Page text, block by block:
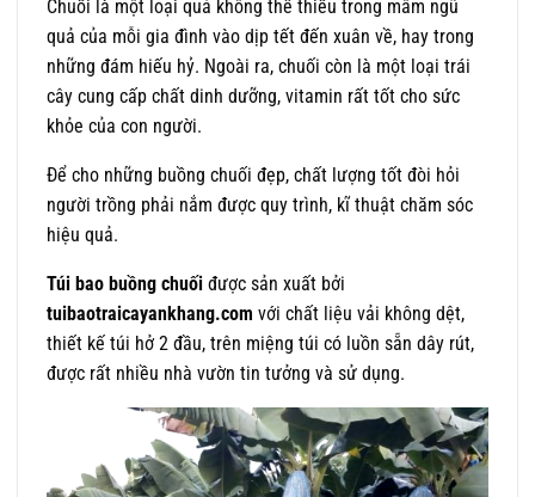
Chuối là một loại quả không thể thiếu trong mâm ngũ
quả của mỗi gia đình vào dịp tết đến xuân về, hay trong
những đám hiếu hỷ. Ngoài ra, chuối còn là một loại trái
cây cung cấp chất dinh dưỡng, vitamin rất tốt cho sức
khỏe của con người.
Để cho những buồng chuối đẹp, chất lượng tốt đòi hỏi
người trồng phải nắm được quy trình, kĩ thuật chăm sóc
hiệu quả.
Túi bao buồng chuối được sản xuất bởi
tuibaotraicayankhang.com với chất liệu vải không dệt,
thiết kế túi hở 2 đầu, trên miệng túi có luồn sẵn dây rút,
được rất nhiều nhà vườn tin tưởng và sử dụng.